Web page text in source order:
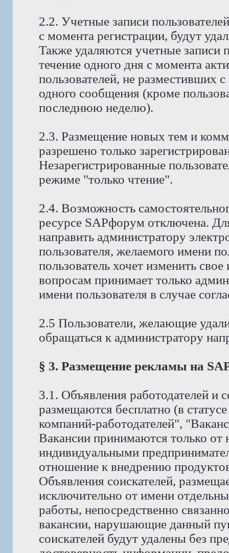
2.2. Учетные записи
с момента регистрации, будут
Также удаляются учетные записи
течение одного дня с момента
пользователей, не разместивших
одного сообщения (кроме
последнюю неделю).
2.3. Размещение новых тем и
разрешено только
Незарегистрированные
режиме "только чтение".
2.4. Возможность
ресурсе SAPфорум отключена.
направить администратору
пользователя, желаемого имени
пользователь хочет изменить
вопросам принимает только
имени пользователя в случае
2.5 Пользователи, желающие
обращаться к администратору
§ 3. Размещение рекламы на
3.1. Объявления работодателей и
размещаются бесплатно (в
компаний-работодателей",
Вакансии принимаются только
индивидуальными
отношение к внедрению
Объявления соискателей,
исключительно от имени
работы, непосредственно
вакансии, нарушающие данный
соискателей будут удалены без